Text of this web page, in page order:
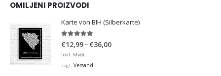
OMILJENI PROIZVODI
Karte von BIH (Silberkarte)
4.92 von 5
€12,99– €36,00Preisspanne:
Inkl. MwSt.
zzgl. Versand